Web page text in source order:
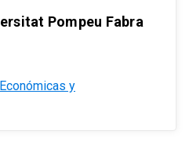
Pompeu Fabra
y